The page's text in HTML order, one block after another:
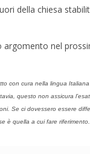
della chiesa
argomento nel
con cura nella lingua
questo non assicura
Se ci dovessero essere
è quella a cui fare riferimento.